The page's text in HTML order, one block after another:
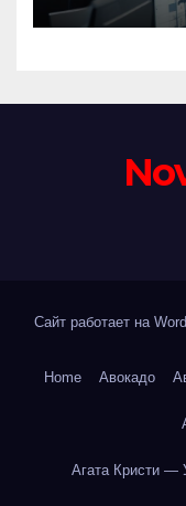
Сайт работает на
Home Авокадо
Агата Кристи —